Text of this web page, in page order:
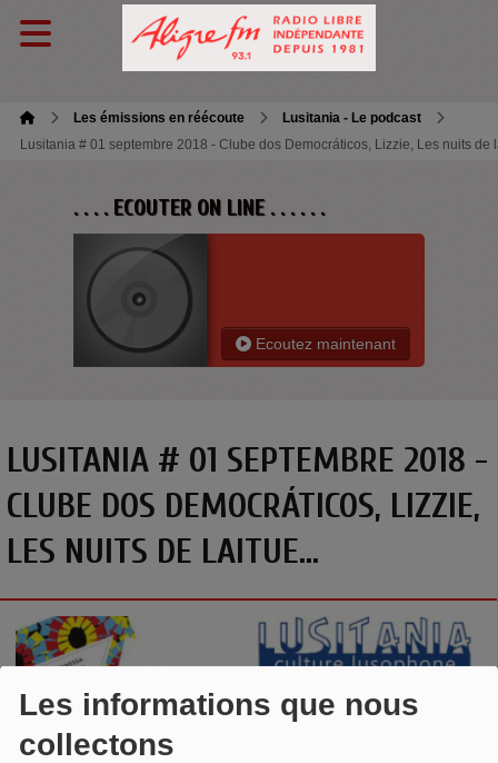
Les informations que nous
collectons
Les émissions en réécoute
Lusitania - Le podcast
Lusitania # 01 septembre 2018 - Clube dos Democráticos, Lizzie, Les nuits de
. . . . ECOUTER ON LINE . . . . . .
Ecoutez maintenant
LUSITANIA # 01 SEPTEMBRE 2018 -
CLUBE DOS DEMOCRÁTICOS, LIZZIE,
LES NUITS DE LAITUE...